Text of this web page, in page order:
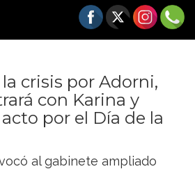
crisis por Adorni,
con Karina y
por el Día de la
al gabinete ampliado